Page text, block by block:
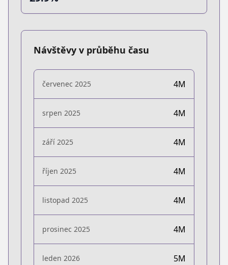
Návštěvy v průběhu času
červenec 2025 4M
srpen 2025 4M
září 2025 4M
říjen 2025 4M
listopad 2025 4M
prosinec 2025 4M
leden 2026 5M